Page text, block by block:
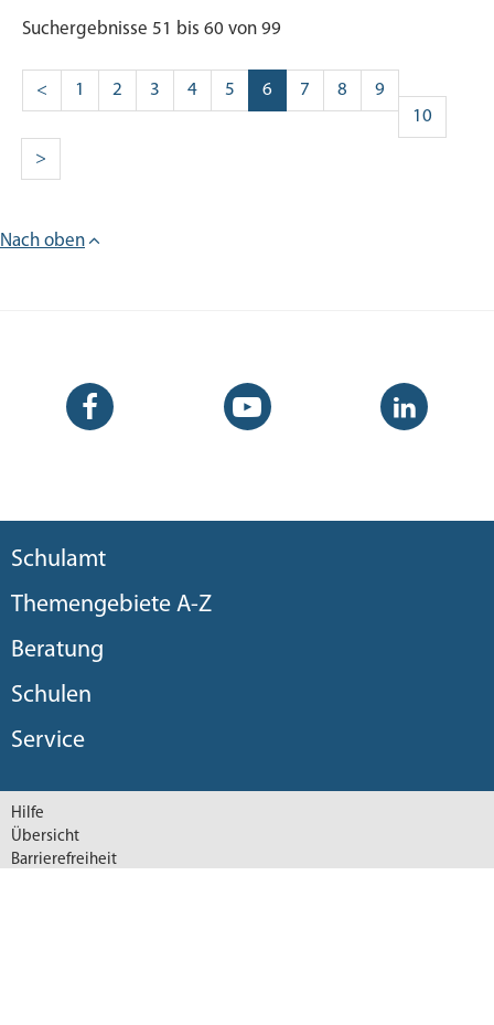
Suchergebnisse 51 bis 60 von 99
< 1 2 3 4 5 6 7 8
9
10
>
Nach oben
Facebook-
Seite
YouTube-
Kanal
LinkedIn-
Kanal
Schulamt
Themengebiete A-Z
Beratung
Schulen
Service
Hilfe
Übersicht
Barrierefreiheit